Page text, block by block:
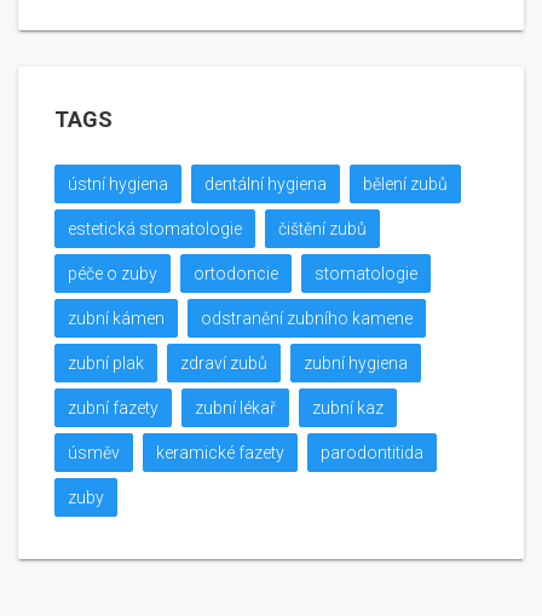
TAGS
ústní hygiena dentální hygiena bělení zubů
estetická stomatologie čištění zubů
péče o zuby ortodoncie stomatologie
zubní kámen odstranění zubního kamene
zubní plak zdraví zubů zubní hygiena
zubní fazety zubní lékař zubní kaz
úsměv keramické fazety parodontitida
zuby